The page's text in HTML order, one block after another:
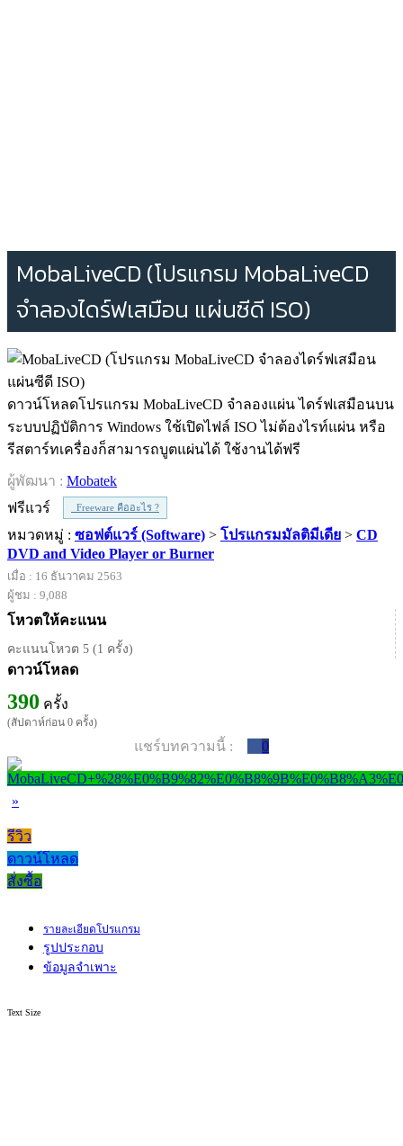
MobaLiveCD (โปรแกรม MobaLiveCD
จำลองไดร์ฟเสมือน แผ่นซีดี ISO)
ดาวน์โหลดโปรแกรม MobaLiveCD จำลองแผ่น ไดร์ฟเสมือนบน
ระบบปฏิบัติการ Windows ใช้เปิดไฟล์ ISO ไม่ต้องไรท์แผ่น หรือ
รีสตาร์ทเครื่องก็สามารถบูตแผ่นได้ ใช้งานได้ฟรี
ผู้พัฒนา : Mobatek
ฟรีแวร์
Freeware คืออะไร ?
หมวดหมู่ : ซอฟต์แวร์ (Software) > โปรแกรมมัลติมีเดีย > CD
DVD and Video Player or Burner
เมื่อ : 16 ธันวาคม 2563
ผู้ชม : 9,088
โหวตให้คะแนน
คะแนนโหวต 5 (1 ครั้ง)
ดาวน์โหลด
390 ครั้ง
(สัปดาห์ก่อน 0 ครั้ง)
แชร์บทความนี้ : 0
»
รีวิว
ดาวน์โหลด
สั่งซื้อ
รายละเอียดโปรแกรม
รูปประกอบ
ข้อมูลจำเพาะ
Text Size